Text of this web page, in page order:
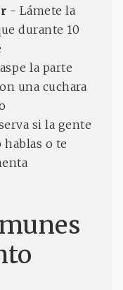
- Lámete la
durante 10
la parte
una cuchara
si la gente
hablas o te